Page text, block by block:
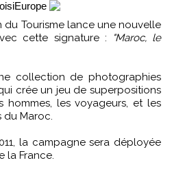
cette signature :
"Maroc, le
collection de photographies
crée un jeu de superpositions
hommes, les voyageurs, et les
Maroc.
la campagne sera déployée
la France.